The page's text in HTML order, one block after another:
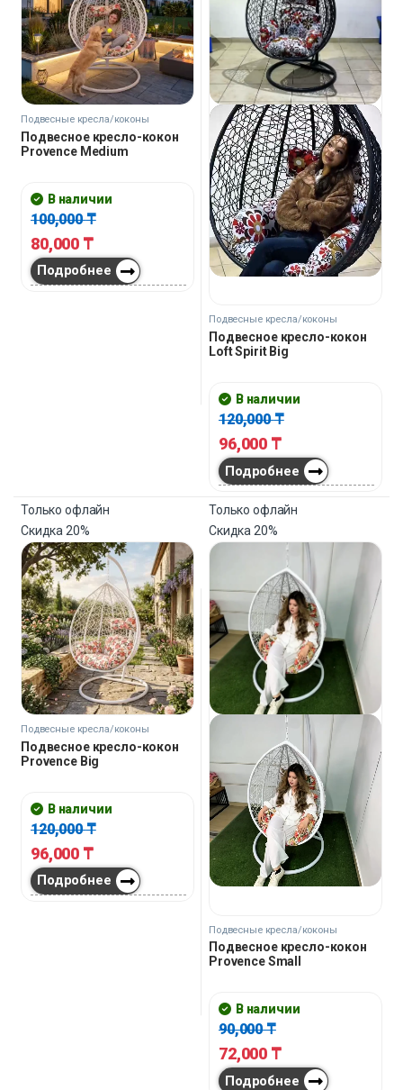
Подвесные кресла/коконы
Подвесное кресло-кокон
Provence Medium
В наличии
100,000₸
80,000 ₸
Подробнее
Подвесные кресла/коконы
Подвесное кресло-кокон
Loft Spirit Big
В наличии
120,000₸
96,000 ₸
Подробнее
Только офлайн
Скидка 20%
Подвесные кресла/коконы
Подвесное кресло-кокон
Provence Big
В наличии
120,000₸
96,000 ₸
Подробнее
Только офлайн
Скидка 20%
Подвесные кресла/коконы
Подвесное кресло-кокон
Provence Small
В наличии
90,000₸
72,000 ₸
Подробнее